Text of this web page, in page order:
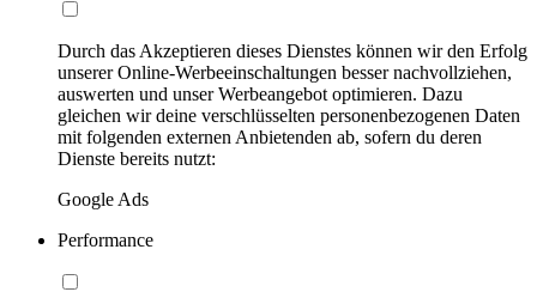
Durch das Akzeptieren dieses Dienstes können wir den Erfolg
unserer Online-Werbeeinschaltungen besser nachvollziehen,
auswerten und unser Werbeangebot optimieren. Dazu
gleichen wir deine verschlüsselten personenbezogenen Daten
mit folgenden externen Anbietenden ab, sofern du deren
Dienste bereits nutzt:
Google Ads
Performance